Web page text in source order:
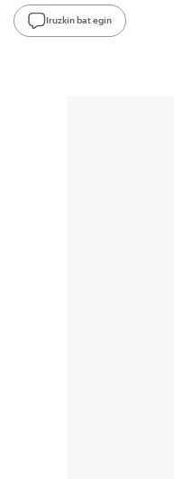
Iruzkin bat egin